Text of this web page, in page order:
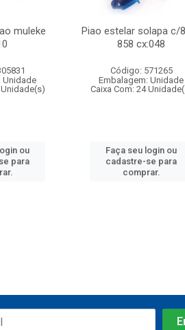
muleke
Unidade
ou
para
Piao estelar solapa c/
858 cx:048
Código: 571265
Embalagem: Unidade
Caixa Com: 24
Faça seu login ou
cadastre-se para
comprar.